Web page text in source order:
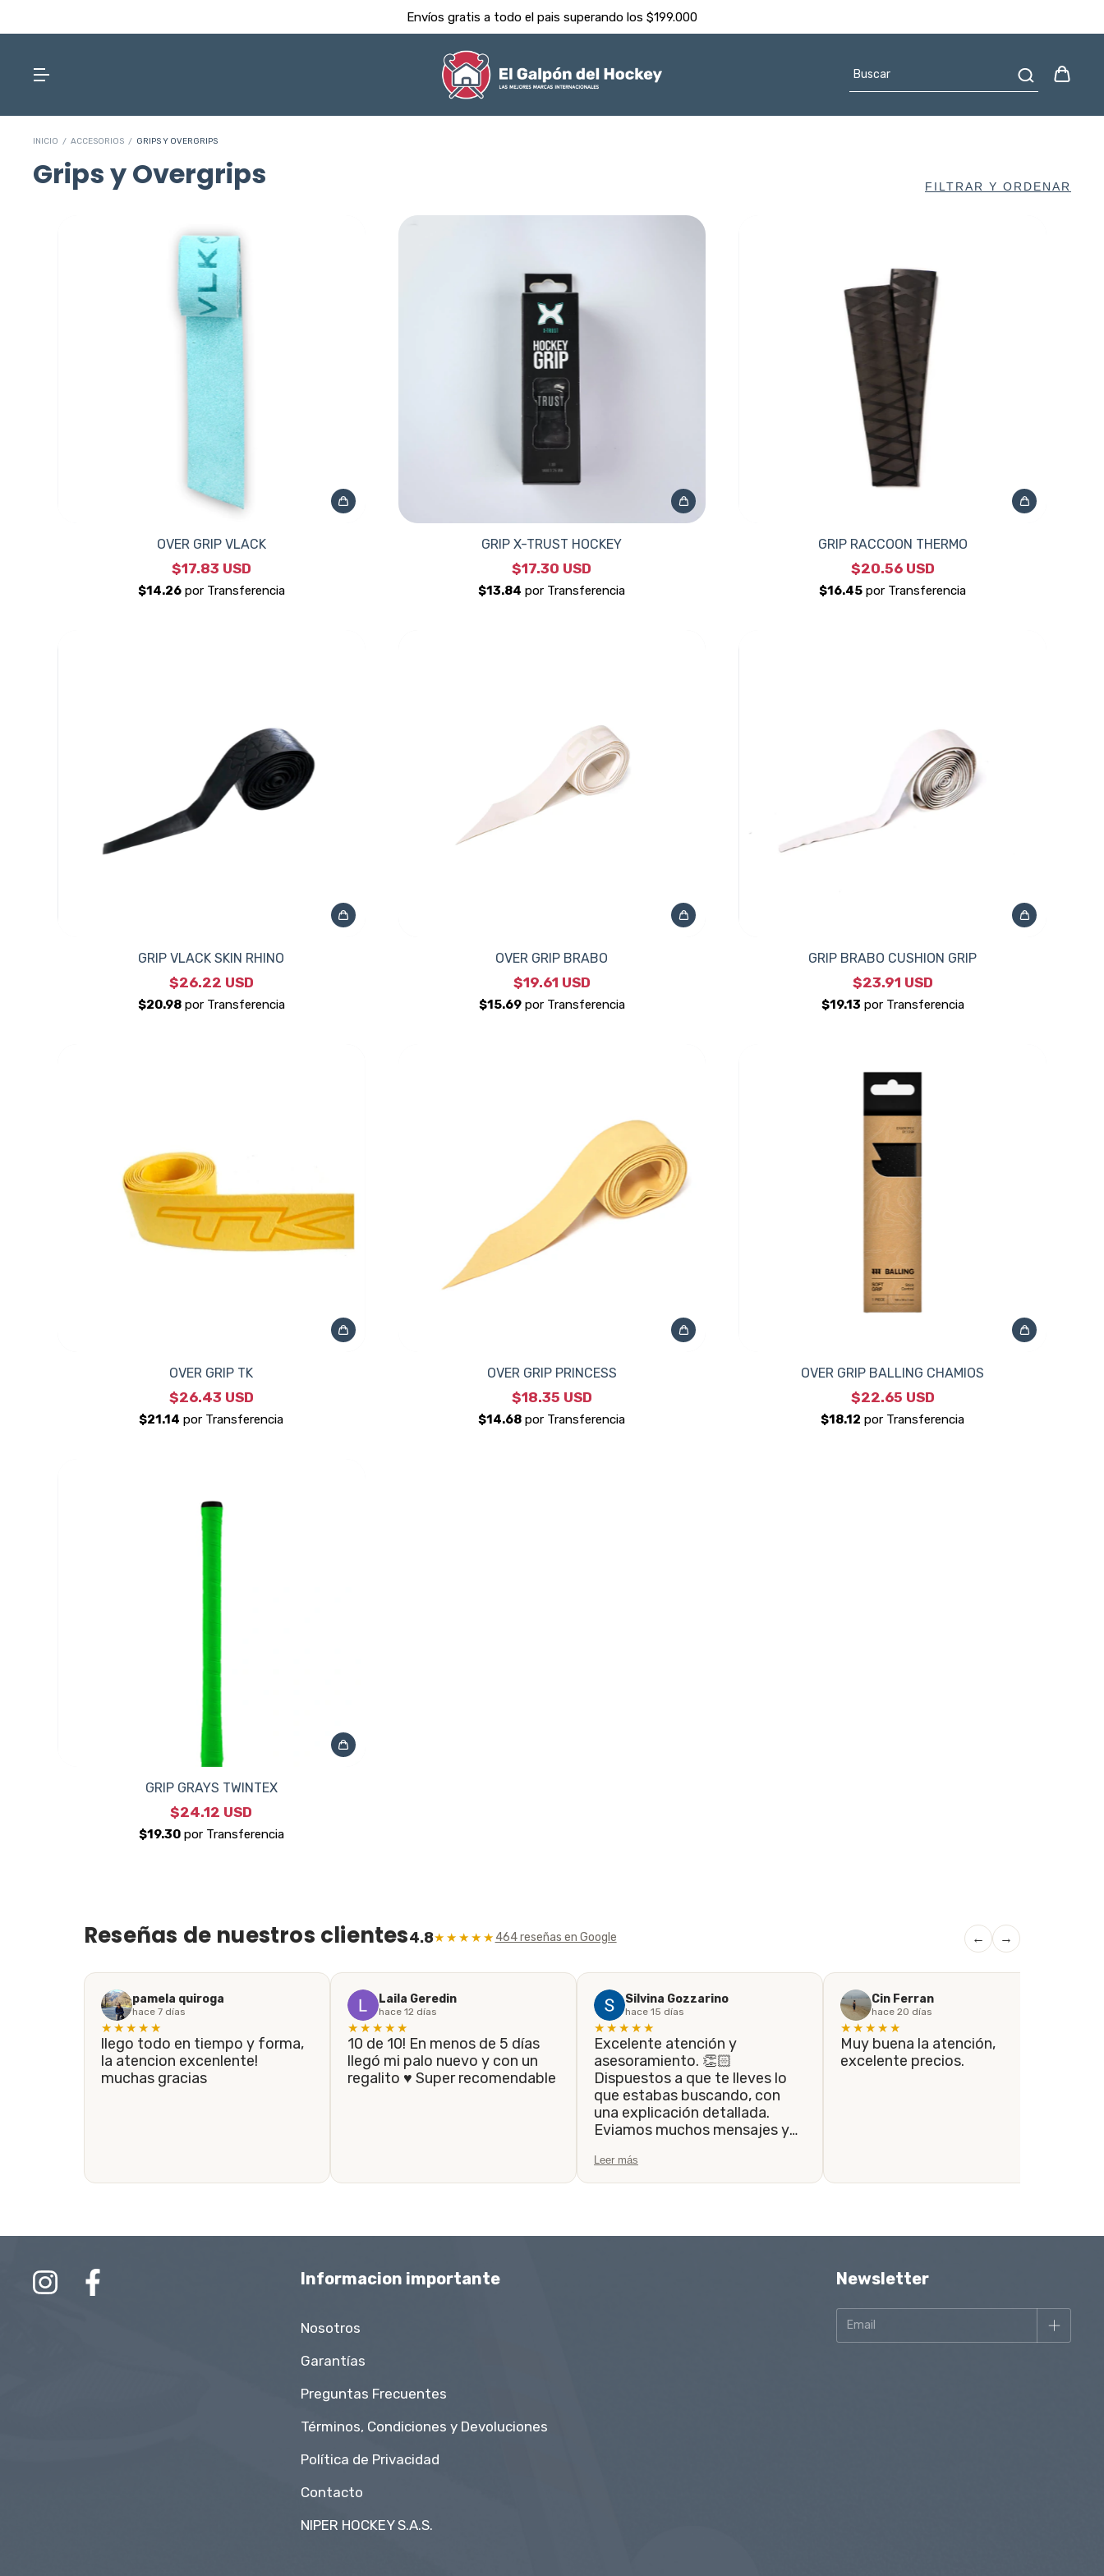
Despachamos dentro de las 24hs ⚡️
INICIO / ACCESORIOS / GRIPS Y OVERGRIPS
Grips y Overgrips FILTRAR Y ORDENAR
OVER GRIP VLACK
$17.83 USD
GRIP X-TRUST HOCKEY
$17.30 USD
GRIP RACCOON THERMO
$20.56 USD
GRIP VLACK SKIN RHINO
$26.22 USD
OVER GRIP BRABO
$19.61 USD
GRIP BRABO CUSHION GRIP
$23.91 USD
OVER GRIP TK
$26.43 USD
OVER GRIP PRINCESS
$18.35 USD
OVER GRIP BALLING CHAMIOS
$22.65 USD
GRIP GRAYS TWINTEX
$24.12 USD
Reseñas de nuestros clientes4.8★★★★★ 464 reseñas en Google ← →
pamela quiroga
hace 7 días
★★★★★
llego todo en tiempo y forma,
la atencion excenlente!
muchas gracias
Laila Geredin
hace 12 días
★★★★★
10 de 10! En menos de 5 días
llegó mi palo nuevo y con un
regalito ♥️ Super recomendable
Silvina Gozzarino
hace 15 días
★★★★★
Excelente atención y
asesoramiento. 👏🏻
Dispuestos a que te lleves lo
que estabas buscando, con
una explicación detallada.
Eviamos muchos mensajes y
la brevedad. Hasta se tomaron
el trabajo de que el envío se
Leer más
Cin Ferran
hace 20 días
★★★★★
Muy buena la atención,
excelente precios.
Informacion importante
Nosotros
Garantías
Preguntas Frecuentes
Términos, Condiciones y Devoluciones
Política de Privacidad
Contacto
NIPER HOCKEY S.A.S.
Newsletter